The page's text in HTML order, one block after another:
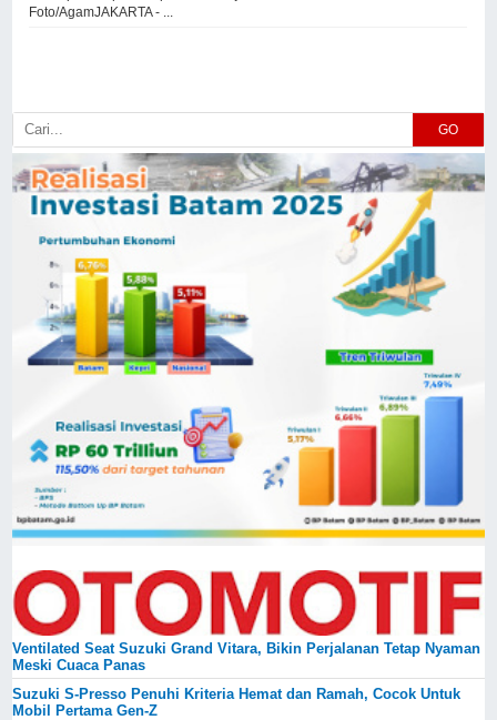
Foto/AgamJAKARTA - ...
GO
Ventilated Seat Suzuki Grand Vitara, Bikin Perjalanan Tetap Nyaman
Meski Cuaca Panas
Suzuki S-Presso Penuhi Kriteria Hemat dan Ramah, Cocok Untuk
Mobil Pertama Gen-Z